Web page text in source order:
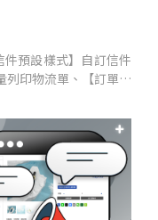
預設樣式】自訂信件
列印物流單、【訂單列
】其他物流-批次回填
間、【結帳頁面】購
貨明細 - 新增總件數